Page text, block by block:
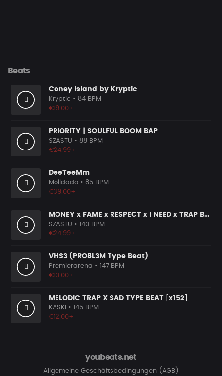
Beats
Coney Island by Kryptic
Kryptic • 84 BPM
€19.00+
PRIORITY | SOULFUL BOOM BAP
SZASTU • 88 BPM
€24.99+
DeeTeeMm
Molldado • 85 BPM
€39.00+
MONEY x FAME x RESPECT x I NEED x TRAP BEAT
SZASTU • 140 BPM
€24.99+
VHS3 (PRO8L3M Type Beat)
Premierarena • 147 BPM
€10.00+
MELODIC TRAP X SAD TYPE BEAT [x152]
KASKI
• 145 BPM
€12.00+
youbeats.net
Allgemeine Geschäftsbedingungen (AGB)